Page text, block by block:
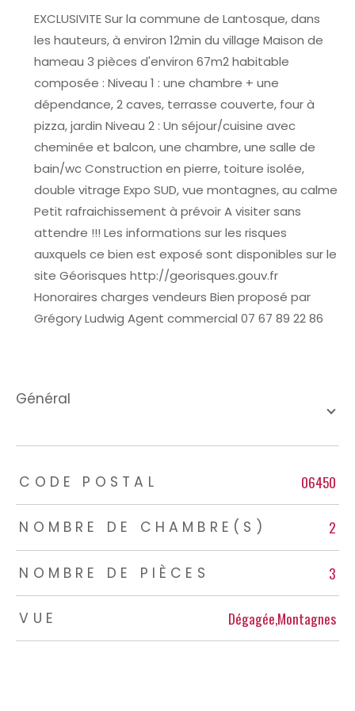
EXCLUSIVITE Sur la commune de Lantosque, dans
les hauteurs, à environ 12min du village Maison de
hameau 3 pièces d'environ 67m2 habitable
composée : Niveau 1 : une chambre + une
dépendance, 2 caves, terrasse couverte, four à
pizza, jardin Niveau 2 : Un séjour/cuisine avec
cheminée et balcon, une chambre, une salle de
bain/wc Construction en pierre, toiture isolée,
double vitrage Expo SUD, vue montagnes, au calme
Petit rafraichissement à prévoir A visiter sans
attendre !!! Les informations sur les risques
auxquels ce bien est exposé sont disponibles sur le
site Géorisques http://georisques.gouv.fr
Honoraires charges vendeurs Bien proposé par
Grégory Ludwig Agent commercial 07 67 89 22 86
général
TRAD_ZEPHYR_Caracteristique TRAD_ZEPHYR_Valeurs
CODE POSTAL 06450
NOMBRE DE CHAMBRE(S) 2
NOMBRE DE PIÈCES 3
VUE Dégagée,Montagnes